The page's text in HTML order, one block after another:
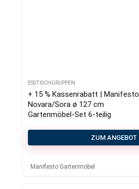
ESSTISCHGRUPPEN
+ 15 % Kassenrabatt | Manifesto
Novara/Sora ø 127 cm
Gartenmöbel-Set 6-teilig
ZUM ANGEBOT
Manifesto Gartenmöbel